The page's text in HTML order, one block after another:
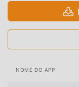
NOME DO APP